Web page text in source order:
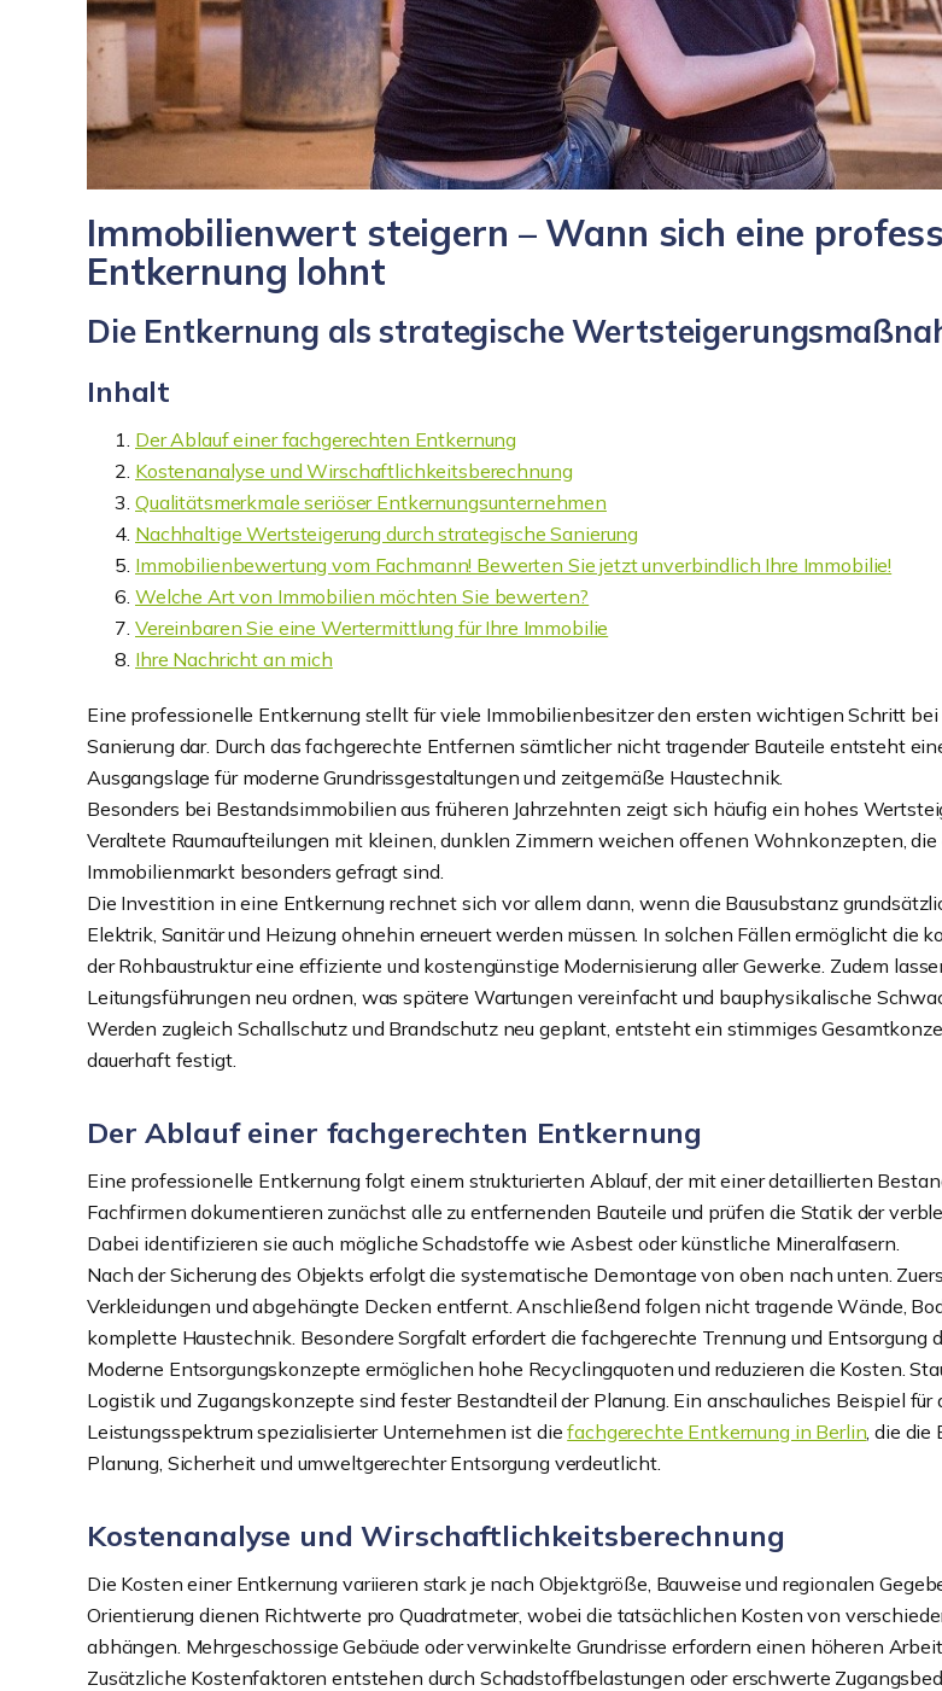
Immobilienwert steigern – Wann sich eine
Entkernung lohnt
Die Entkernung als strategische
Inhalt
Der Ablauf einer fachgerechten Entkernung
Kostenanalyse und Wirschaftlichkeitsberechnung
Qualitätsmerkmale seriöser Entkernungsunternehmen
Nachhaltige Wertsteigerung durch strategische Sanierung
Immobilienbewertung vom Fachmann! Bewerten Sie jetzt unverbindlich Ihre Immobilie!
Welche Art von Immobilien möchten Sie bewerten?
Vereinbaren Sie eine Wertermittlung für Ihre Immobilie
Ihre Nachricht an mich
Eine professionelle Entkernung stellt für viele Immobilienbesitzer den ersten wichtigen Schritt
Sanierung dar. Durch das fachgerechte Entfernen sämtlicher nicht tragender Bauteile entsteht
Ausgangslage für moderne Grundrissgestaltungen und zeitgemäße Haustechnik.
Besonders bei Bestandsimmobilien aus früheren Jahrzehnten zeigt sich häufig ein hohes
Veraltete Raumaufteilungen mit kleinen, dunklen Zimmern weichen offenen Wohnkonzepten, die
Immobilienmarkt besonders gefragt sind.
Die Investition in eine Entkernung rechnet sich vor allem dann, wenn die Bausubstanz
Elektrik, Sanitär und Heizung ohnehin erneuert werden müssen. In solchen Fällen ermöglicht die
der Rohbaustruktur eine effiziente und kostengünstige Modernisierung aller Gewerke. Zudem
Leitungsführungen neu ordnen, was spätere Wartungen vereinfacht und bauphysikalische
Werden zugleich Schallschutz und Brandschutz neu geplant, entsteht ein stimmiges
dauerhaft festigt.
Der Ablauf einer fachgerechten Entkernung
Eine professionelle Entkernung folgt einem strukturierten Ablauf, der mit einer detaillierten
Fachfirmen dokumentieren zunächst alle zu entfernenden Bauteile und prüfen die Statik der
Dabei identifizieren sie auch mögliche Schadstoffe wie Asbest oder künstliche Mineralfasern.
Nach der Sicherung des Objekts erfolgt die systematische Demontage von oben nach unten.
Verkleidungen und abgehängte Decken entfernt. Anschließend folgen nicht tragende Wände,
komplette Haustechnik. Besondere Sorgfalt erfordert die fachgerechte Trennung und Entsorgung
Moderne Entsorgungskonzepte ermöglichen hohe Recyclingquoten und reduzieren die Kosten.
Logistik und Zugangskonzepte sind fester Bestandteil der Planung. Ein anschauliches Beispiel für
Leistungsspektrum spezialisierter Unternehmen ist diefachgerechte Entkernung in Berlin, die die
Planung, Sicherheit und umweltgerechter Entsorgung verdeutlicht.
Kostenanalyse und Wirschaftlichkeitsberechnung
Die Kosten einer Entkernung variieren stark je nach Objektgröße, Bauweise und regionalen
Orientierung dienen Richtwerte pro Quadratmeter, wobei die tatsächlichen Kosten von
abhängen. Mehrgeschossige Gebäude oder verwinkelte Grundrisse erfordern einen höheren
Zusätzliche Kostenfaktoren entstehen durch Schadstoffbelastungen oder erschwerte